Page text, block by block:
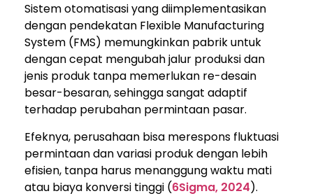
Sistem otomatisasi yang diimplementasikan
dengan pendekatan Flexible Manufacturing
System (FMS) memungkinkan pabrik untuk
dengan cepat mengubah jalur produksi dan
jenis produk tanpa memerlukan re-desain
besar-besaran, sehingga sangat adaptif
terhadap perubahan permintaan pasar.
Efeknya, perusahaan bisa merespons fluktuasi
permintaan dan variasi produk dengan lebih
efisien, tanpa harus menanggung waktu mati
atau biaya konversi tinggi (6Sigma, 2024).